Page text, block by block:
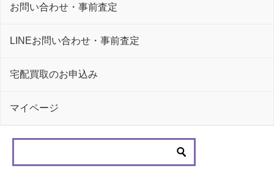
お問い合わせ・事前査定
LINEお問い合わせ・事前査定
宅配買取のお申込み
マイページ